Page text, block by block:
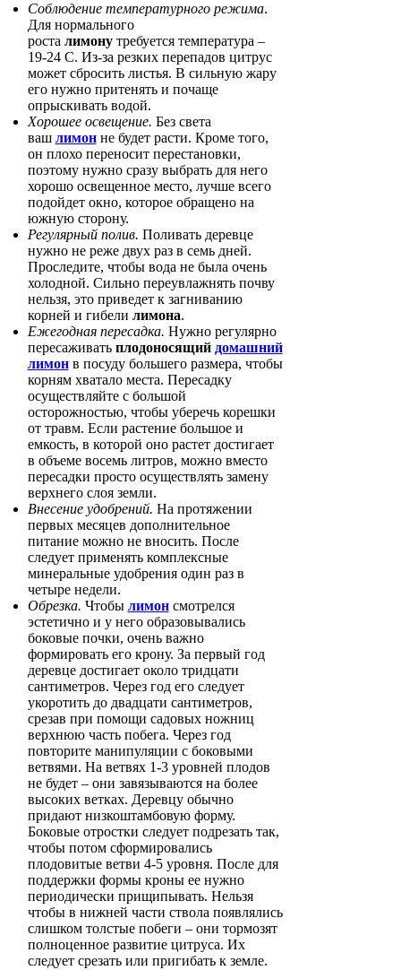
Соблюдение температурного режима.
Для нормального
роста лимону требуется температура –
19-24 C. Из-за резких перепадов цитрус
может сбросить листья. В сильную жару
его нужно притенять и почаще
опрыскивать водой.
Хорошее освещение. Без света
ваш лимон не будет расти. Кроме того,
он плохо переносит перестановки,
поэтому нужно сразу выбрать для него
хорошо освещенное место, лучше всего
подойдет окно, которое обращено на
южную сторону.
Регулярный полив. Поливать деревце
нужно не реже двух раз в семь дней.
Проследите, чтобы вода не была очень
холодной. Сильно переувлажнять почву
нельзя, это приведет к загниванию
корней и гибели лимона.
Ежегодная пересадка. Нужно регулярно
пересаживать плодоносящий домашний
лимон в посуду большего размера, чтобы
корням хватало места. Пересадку
осуществляйте с большой
осторожностью, чтобы уберечь корешки
от травм. Если растение большое и
емкость, в которой оно растет достигает
в объеме восемь литров, можно вместо
пересадки просто осуществлять замену
верхнего слоя земли.
Внесение удобрений. На протяжении
первых месяцев дополнительное
питание можно не вносить. После
следует применять комплексные
минеральные удобрения один раз в
четыре недели.
Обрезка. Чтобы лимон смотрелся
эстетично и у него образовывались
боковые почки, очень важно
формировать его крону. За первый год
деревце достигает около тридцати
сантиметров. Через год его следует
укоротить до двадцати сантиметров,
срезав при помощи садовых ножниц
верхнюю часть побега. Через год
повторите манипуляции с боковыми
ветвями. На ветвях 1-3 уровней плодов
не будет – они завязываются на более
высоких ветках. Деревцу обычно
придают низкоштамбовую форму.
Боковые отростки следует подрезать так,
чтобы потом сформировались
плодовитые ветви 4-5 уровня. После для
поддержки формы кроны ее нужно
периодически прищипывать. Нельзя
чтобы в нижней части ствола появлялись
слишком толстые побеги – они тормозят
полноценное развитие цитруса. Их
следует срезать или пригибать к земле.